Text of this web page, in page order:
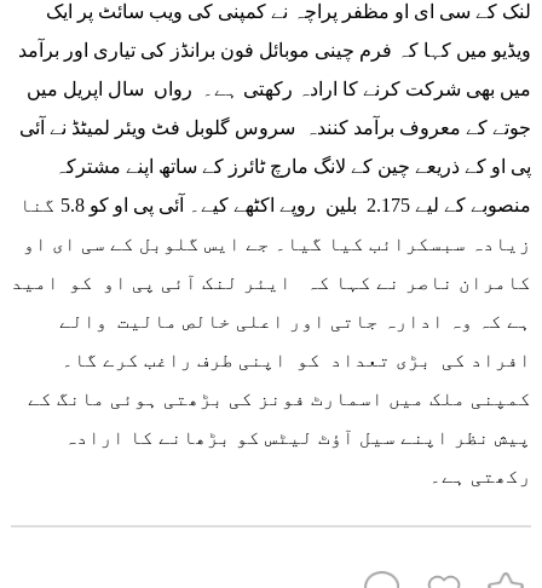
لنک کے سی ای او مظفر پراچہ نے کمپنی کی ویب سائٹ پر ایک
ویڈیو میں کہا کہ فرم چینی موبائل فون برانڈز کی تیاری اور برآمد
میں بھی شرکت کرنے کا ارادہ رکھتی ہے۔ رواں سال اپریل میں
جوتے کے معروف برآمد کنندہ سروس گلوبل فٹ ویئر لمیٹڈ نے آئی
پی او کے ذریعے چین کے لانگ مارچ ٹائرز کے ساتھ اپنے مشترکہ
منصوبے کے لیے 2.175 بلین روپے اکٹھے کیے۔ آئی پی او کو 5.8 گنا
زیادہ سبسکرائب کیا گیا۔ جے ایس گلوبل کے سی ای او
کامران ناصر نے کہا کہ ایئر لنک آئی پی او کو امید
ہے کہ وہ ادارہ جاتی اور اعلی خالص مالیت والے
افراد کی بڑی تعداد کو اپنی طرف راغب کرے گا۔
کمپنی ملک میں اسمارٹ فونز کی بڑھتی ہوئی مانگ کے
پیش نظر اپنے سیل آؤٹ لیٹس کو بڑھانے کا ارادہ
رکھتی ہے۔